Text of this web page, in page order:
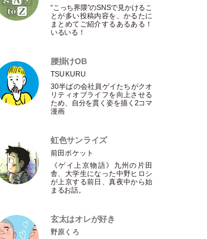
“こっち界隈”のSNSで見かけるこ
とが多い投稿内容を、かるたに
まとめてご紹介するあるある！
いるいる！
腰掛けOB
TSUKURU
30半ばの会社員ゲイたちがクオ
リティオブライフを向上させる
ため、自分を貫く姿を描く2コマ
漫画
虹色サンライズ
前田ポケット
《ゲイ上京物語》九州の片田
舎、大学生になった中野ヒロシ
が上京する前日、真夜中から始
まるお話。
玄太はオレが好き
野原くろ